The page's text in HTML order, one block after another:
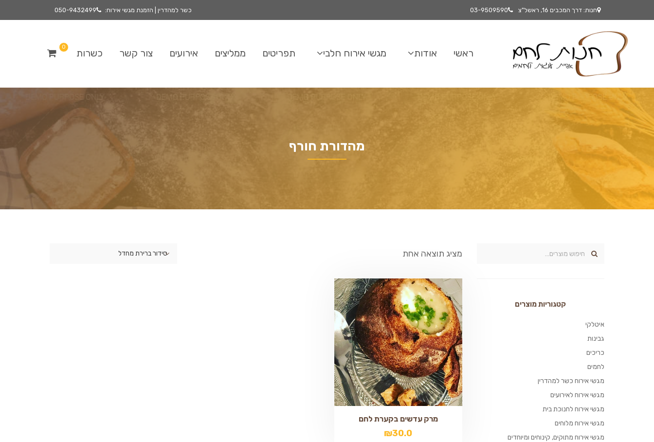
כשר למהדרין | הזמנת מגשי אירוח: 050-9432499 חנות: דרך המכבים 16, ראשל"צ 03-9509590
ראשי אודות מגשי אירוח חלבי תפריטים ממליצים אירועים צור קשר כשרות
0
מהדורת חורף
מציג תוצאה אחת סידור ברירת מחדל
מרק עדשים בקערת לחם
₪30.0
קטגוריות מוצרים
איטלקי
גבינות
כריכים
לחמים
מגשי אירוח כשר למהדרין
מגשי אירוח לאירועים
מגשי אירוח לחנוכת בית
מגשי אירוח מלוחים
מגשי אירוח מתוקים, קינוחים ומיוחדים